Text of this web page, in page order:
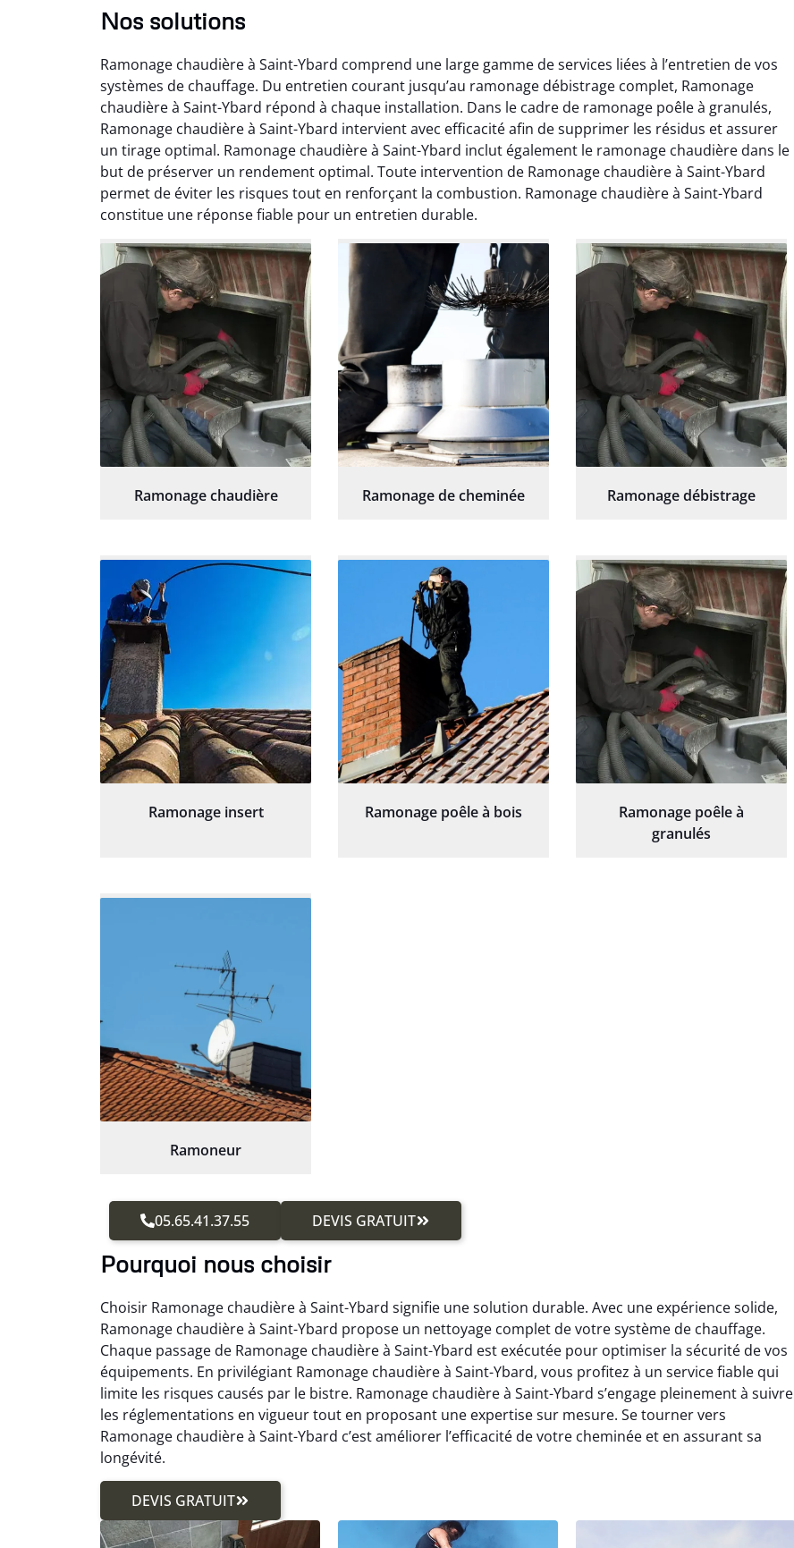
Nos solutions
Ramonage chaudière à Saint-Ybard comprend une large gamme de services liées à l’entretien de vos
systèmes de chauffage. Du entretien courant jusqu’au ramonage débistrage complet, Ramonage
chaudière à Saint-Ybard répond à chaque installation. Dans le cadre de ramonage poêle à granulés,
Ramonage chaudière à Saint-Ybard intervient avec efficacité afin de supprimer les résidus et assurer
un tirage optimal. Ramonage chaudière à Saint-Ybard inclut également le ramonage chaudière dans le
but de préserver un rendement optimal. Toute intervention de Ramonage chaudière à Saint-Ybard
permet de éviter les risques tout en renforçant la combustion. Ramonage chaudière à Saint-Ybard
constitue une réponse fiable pour un entretien durable.
Ramonage chaudière Ramonage de cheminée Ramonage débistrage
Ramonage insert Ramonage poêle à bois
Ramonage poêle à
granulés
Ramoneur
05.65.41.37.55 DEVIS GRATUIT
Pourquoi nous choisir
Choisir Ramonage chaudière à Saint-Ybard signifie une solution durable. Avec une expérience solide,
Ramonage chaudière à Saint-Ybard propose un nettoyage complet de votre système de chauffage.
Chaque passage de Ramonage chaudière à Saint-Ybard est exécutée pour optimiser la sécurité de vos
équipements. En privilégiant Ramonage chaudière à Saint-Ybard, vous profitez à un service fiable qui
limite les risques causés par le bistre. Ramonage chaudière à Saint-Ybard s’engage pleinement à suivre
les réglementations en vigueur tout en proposant une expertise sur mesure. Se tourner vers
Ramonage chaudière à Saint-Ybard c’est améliorer l’efficacité de votre cheminée et en assurant sa
longévité.
DEVIS GRATUIT
Nicolas Perrin
22 janvier 2026
Intervention rapide et très
propre pour le ramonage
débistrage. On sent tout de
suite la différence au niveau
du tirage. Très satisfait.
Yannick Morel
Intervention très efficace
pour le ramonage débistrage
de ma cheminée. Le tirage
est nettement meilleur et
plus aucune odeur. Travail
propre et rapide.